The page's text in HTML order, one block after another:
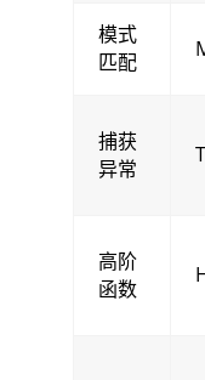
模式
匹配
捕获
异常
高阶
函数